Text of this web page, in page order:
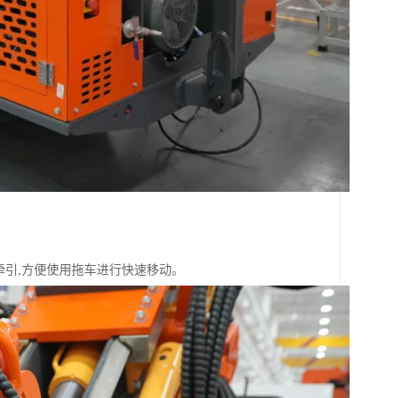
,方便使用拖车进行快速移动。